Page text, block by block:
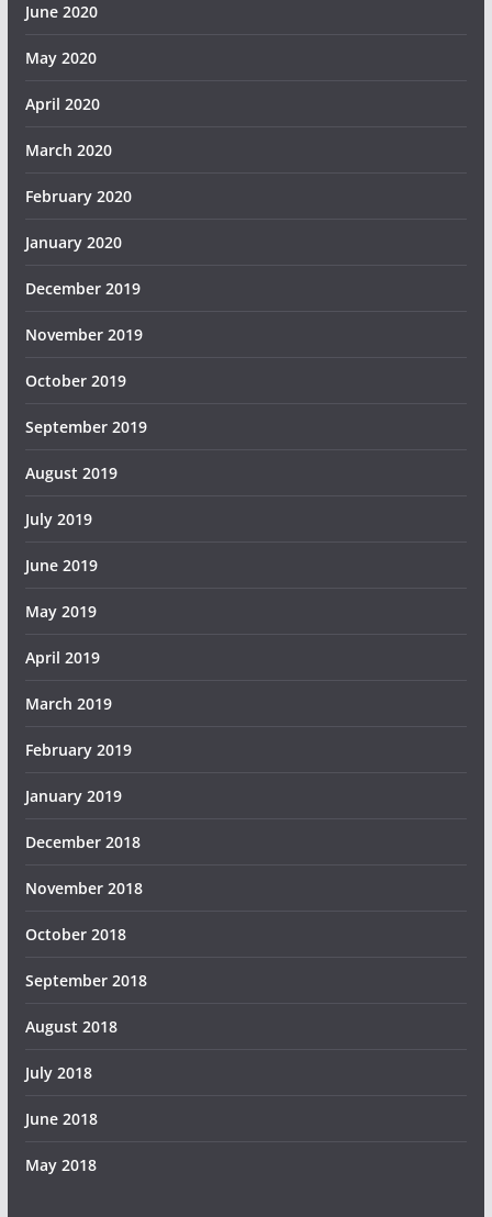
June 2020
May 2020
April 2020
March 2020
February 2020
January 2020
December 2019
November 2019
October 2019
September 2019
August 2019
July 2019
June 2019
May 2019
April 2019
March 2019
February 2019
January 2019
December 2018
November 2018
October 2018
September 2018
August 2018
July 2018
June 2018
May 2018